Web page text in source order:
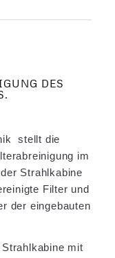
DES
stellt die
im
Strahlkabine
Filter und
der eingebauten
mit